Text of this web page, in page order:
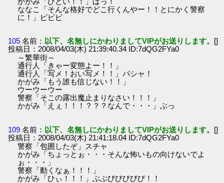
ななこ「そんな格好でどこ行くんやー！！とにかく警察
に！」ピピピ
105 名前： 以下、名無しにかわりましてVIPがお送りします。 []
投稿日：2008/04/03(木) 21:39:40.34 ID:7dQG2FYa0
～繁華街～
通行人「きゃー変態よー！！」
通行人「写メ！おい写メ！！」パシャ！
かがみ「もう誰も信じない！！」
ウーウーウー
警察「そこの露出魔止まりなさい！！！」
かがみ「えぇ！！！？？？なんで・・・」ぶっ
109 名前： 以下、名無しにかわりましてVIPがお送りします。 []
投稿日：2008/04/03(木) 21:41:18.04 ID:7dQG2FYa0
警察「包囲したぞ」スチャ
かがみ「ちょっとぉ・・・そんな怖いもの向けないでよ
ぉ・・・」
警察「動くなぁ！！！」
かがみ「ひぃ！！！」ぶぶびびびびび！！